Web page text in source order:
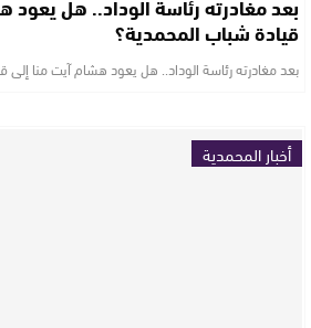
قيادة شباب المحمدية؟
بعد مغادرته رئاسة الوداد.. هل يعود هشام آيت منا إلى
أخبار المحمدية